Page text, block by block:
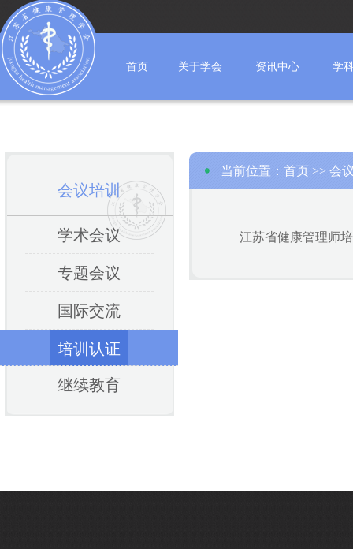
首页 关于学会 资讯中心 学
会议培训
学术会议
专题会议
国际交流
培训认证
继续教育
当前位置： 首页 >> 会
江苏省健康管理师